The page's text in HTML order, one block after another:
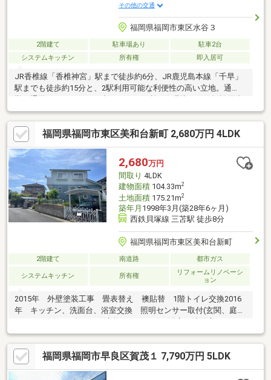
その他の交通
福岡県福岡市東区水谷３
2階建て 駐車場あり
駐車2台
システムキッチン
所有権 即入居可
JR香椎線「香椎神宮」駅まで徒歩約6分、JR鹿児島本線「千早」
駅までも徒歩約15分と、2駅利用可能な利便性の高い立地。通
学校・多々良中学校も徒歩約10分圏内にあり、お子様の通学も安
心です。開放感あふれる吹抜けを採用したLDKは、自然光がたっ
ぷり差し込み、ご家族がゆったりとくつろげる明るい空間。陽当
たりの良い閑静な住宅街で、ゆとりある暮らしを叶える一邸で
す。2024年にはキッチン・浴室・トイレ・床・全室のリフォーム
が行われており、室内は大変きれいな状態です。ぜひ一度、現地
でこの開放感と住み心地をご体感ください。
福岡県福岡市東区美和台新町 2,680万円 4LDK
2,680万円
間取り 4LDK
建物面積104.33m2
土地面積175.21m2
築年月 1998年3月(築28年6ヶ月)
西鉄貝塚線 三苫駅 徒歩8分
福岡県福岡市東区美和台新町
2階建て 南道路 都市ガス
システムキッチン 所有権
リフォームリノベーシ
ョン
2015年 外壁塗装工事 畳表替え 襖貼替 1階トイレ交換2016
年 キッチン、洗面台、浴室交換 照明センサー取付(玄関、庭、
には窓が設置されております。・キッチン・洗面室・浴室が隣接
している設計となっており、家事の際の移動負担を軽減してくれ
ます。・システムキッチンはカウンター式になっており、キッチ
ン横には勝手口が付設。・1階と2階にトイレがあります。・庭で
福岡県福岡市早良区賀茂１ 7,790万円 5LDK